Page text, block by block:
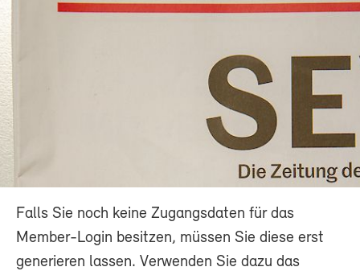
Falls Sie noch keine Zugangsdaten für das
Member-Login besitzen, müssen Sie diese erst
generieren lassen. Verwenden Sie dazu das